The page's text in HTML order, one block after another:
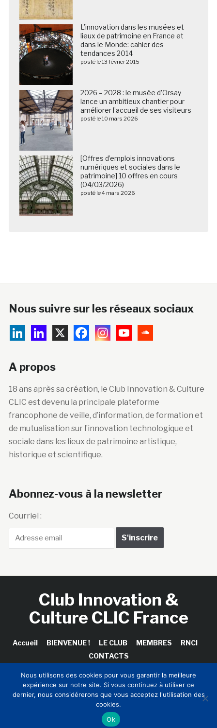
L’innovation dans les musées et
lieux de patrimoine en France et
dans le Monde: cahier des
tendances 2014
posté le 13 février 2015
2026 – 2028 : le musée d’Orsay
lance un ambitieux chantier pour
améliorer l’accueil de ses visiteurs
posté le 10 mars 2026
[Offres d’emplois innovations
numériques et sociales dans le
patrimoine] 10 offres en cours
(04/03/2026)
posté le 4 mars 2026
Nous suivre sur les réseaux sociaux
A propos
18 ans après sa création, le Club Innovation & Culture
CLIC est devenu la principale plateforme
francophone de veille, d’information, de formation et
de mutualisation sur l’innovation technologique et
sociale dans les lieux de patrimoine artistique,
historique et scientifique.
Abonnez-vous à la newsletter
Courriel :
Club Innovation &
Culture CLIC France
Accueil BIENVENUE ! LE CLUB MEMBRES
RNCI
CONTACTS
Copyright © 2026 Club Innovation & Culture CLIC France /
Sinapses Conseils
Nous utilisons des cookies pour vous garantir la meilleure
expérience sur notre site. Si vous continuez à utiliser ce
dernier, nous considérerons que vous acceptez l'utilisation des
cookies.
Ok